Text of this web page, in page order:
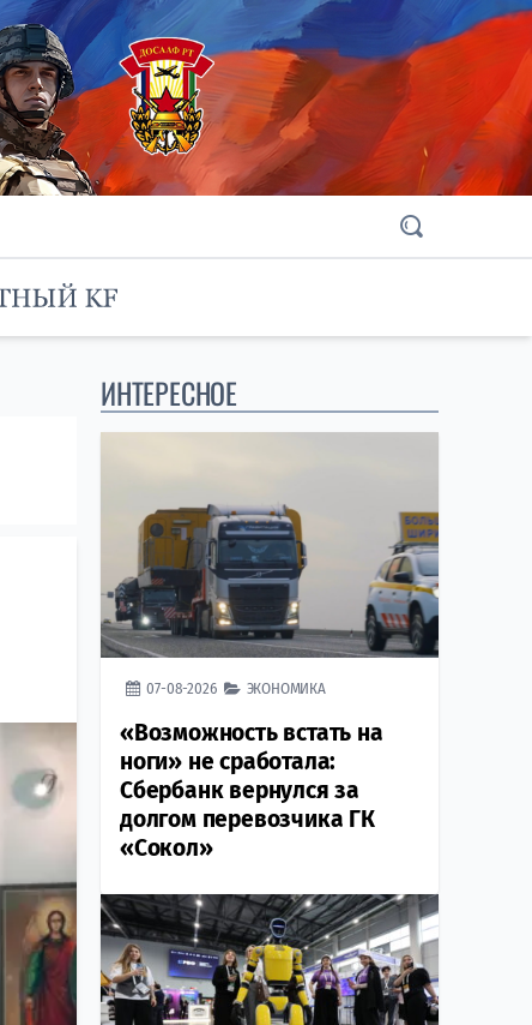
ИНТЕРЕСНОЕ
07-08-2026 ЭКОНОМИКА
«Возможность встать на
ноги» не сработала:
Сбербанк вернулся за
долгом перевозчика ГК
«Сокол»